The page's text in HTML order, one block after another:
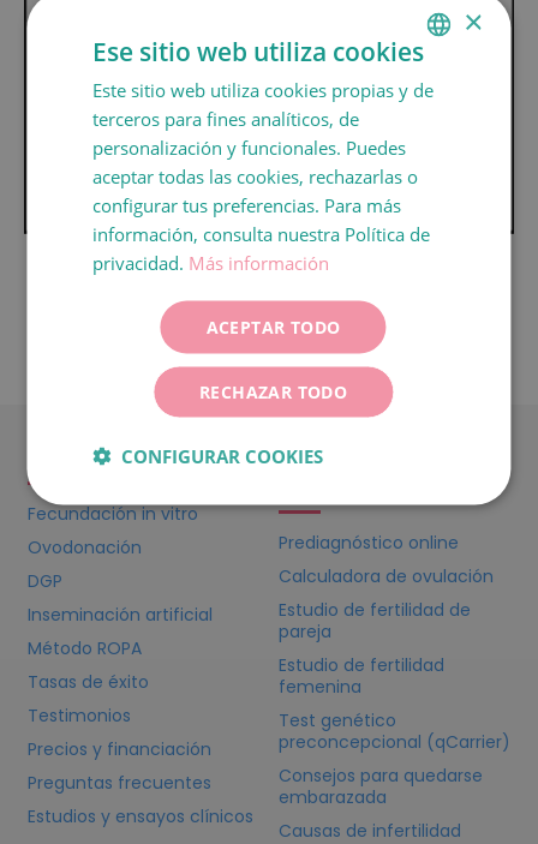
Gradientes densidad / Post centrifugación.
Todos los tratamientos
Fecundación in vitro
Ovodonación
DGP
Inseminación artificial
Método ROPA
Tasas de éxito
Testimonios
Precios y financiación
Preguntas frecuentes
Estudios y ensayos clínicos
No me quedo
Prediagnóstico online
Calculadora de ovulación
Estudio de fertilidad de
pareja
Estudio de fertilidad
femenina
Test genético
preconcepcional (qCarrier)
Consejos para quedarse
embarazada
Causas de infertilidad
SPANISH
×
Ese sitio web utiliza cookies
Este sitio web utiliza cookies propias y de
terceros para fines analíticos, de
personalización y funcionales. Puedes
aceptar todas las cookies, rechazarlas o
configurar tus preferencias. Para más
información, consulta nuestra Política de
privacidad. Más información
ACEPTAR TODO
RECHAZAR TODO
CONFIGURAR COOKIES